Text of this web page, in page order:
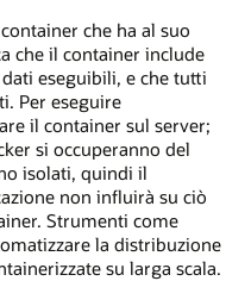
che ha al suo
che il container include
eseguibili, e che tutti
Per eseguire
il container sul server;
si occuperanno del
isolati, quindi il
non influirà su ciò
Strumenti come
la distribuzione
su larga scala.